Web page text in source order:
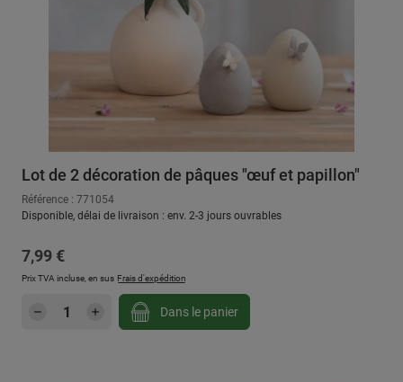
Lot de 2 décoration de pâques "œuf et papillon"
Référence : 771054
Disponible, délai de livraison : env. 2-3 jours ouvrables
Prix régulier :
7,99 €
Prix TVA incluse, en sus Frais d'expédition
Quantité de produit : Entrez la quantité
Dans le panier